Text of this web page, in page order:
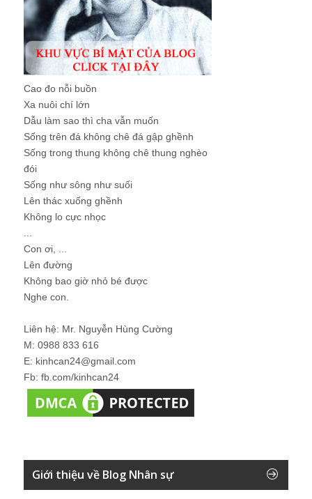
Cao đo nỗi buồn
Xa nuôi chí lớn
Dẫu làm sao thì cha vẫn muốn
Sống trên đá không chê đá gập ghềnh
Sống trong thung không chê thung nghèo
đói
Sống như sông như suối
Lên thác xuống ghềnh
Không lo cực nhọc
Con ơi, ...
Lên đường
Không bao giờ nhỏ bé được
Nghe con.
Liên hệ: Mr. Nguyễn Hùng Cường
M: 0988 833 616
E: kinhcan24@gmail.com
Fb: fb.com/kinhcan24
Giới thiệu về Blog Nhân sự